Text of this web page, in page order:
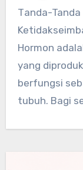
Tanda-Tanda Tubuh Wanita Mengalami
Hormon
yang
berfungsi
tubuh. Bagi